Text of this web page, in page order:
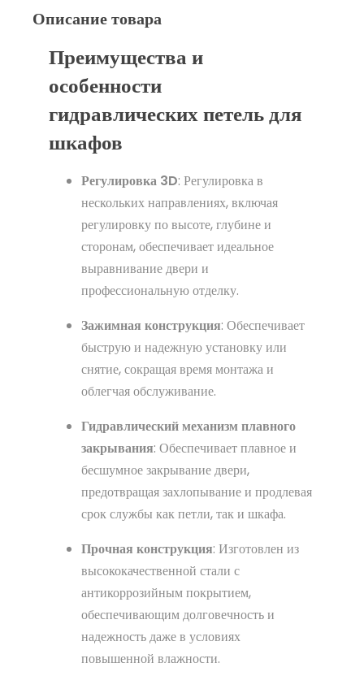
Описание товара
Преимущества и
особенности
гидравлических петель для
шкафов
Регулировка 3D: Регулировка в
нескольких направлениях, включая
регулировку по высоте, глубине и
сторонам, обеспечивает идеальное
выравнивание двери и
профессиональную отделку.
Зажимная конструкция: Обеспечивает
быструю и надежную установку или
снятие, сокращая время монтажа и
облегчая обслуживание.
Гидравлический механизм плавного
закрывания: Обеспечивает плавное и
бесшумное закрывание двери,
предотвращая захлопывание и продлевая
срок службы как петли, так и шкафа.
Прочная конструкция: Изготовлен из
высококачественной стали с
антикоррозийным покрытием,
обеспечивающим долговечность и
надежность даже в условиях
повышенной влажности.